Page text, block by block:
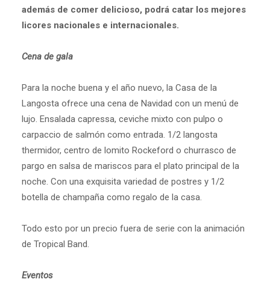
además de comer delicioso, podrá catar los mejores
licores nacionales e internacionales.
Cena de gala
Para la noche buena y el año nuevo, la Casa de la
Langosta ofrece una cena de Navidad con un menú de
lujo. Ensalada capressa, ceviche mixto con pulpo o
carpaccio de salmón como entrada. 1/2 langosta
thermidor, centro de lomito Rockeford o churrasco de
pargo en salsa de mariscos para el plato principal de la
noche. Con una exquisita variedad de postres y 1/2
botella de champaña como regalo de la casa.
Todo esto por un precio fuera de serie con la animación
de Tropical Band.
Eventos